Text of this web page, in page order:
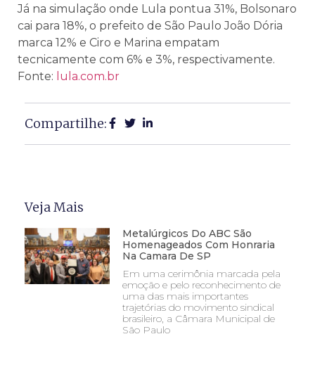
Já na simulação onde Lula pontua 31%, Bolsonaro
cai para 18%, o prefeito de São Paulo João Dória
marca 12% e Ciro e Marina empatam
tecnicamente com 6% e 3%, respectivamente.
Fonte: lula.com.br
Compartilhe:
Veja Mais
Metalúrgicos Do ABC São
Homenageados Com Honraria
Na Camara De SP
Em uma cerimônia marcada pela
emoção e pelo reconhecimento de
uma das mais importantes
trajetórias do movimento sindical
brasileiro, a Câmara Municipal de
São Paulo